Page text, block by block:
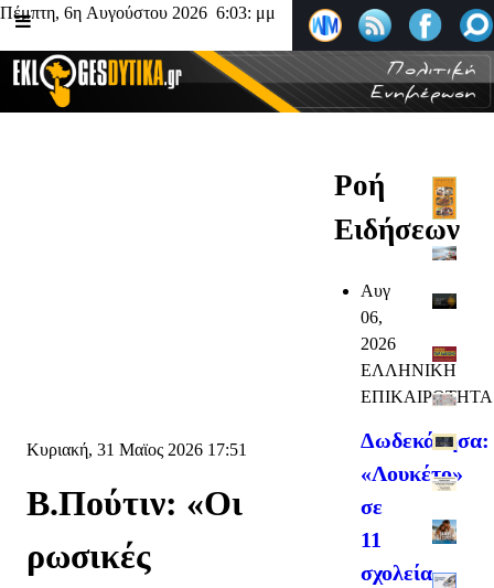
Πέμπτη, 6η Αυγούστου 2026 6:03: μμ
Κυριακή, 31 Μαϊος 2026 17:51
Β.Πούτιν: «Οι
ρωσικές
Ροή
Ειδήσεων
Αυγ
06,
2026
ΕΛΛΗΝΙΚΗ
ΕΠΙΚΑΙΡΟΤΗΤΑ
Δωδεκάνησα:
«Λουκέτο»
σε
11
σχολεία